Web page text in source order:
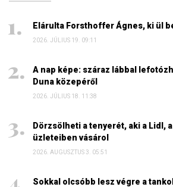
Elárulta Forsthoffer Ágnes, ki ül
2026. JÚLIUS 19. 09:11
A nap képe: száraz lábbal
Duna közepéről
2026. JÚLIUS 18. 11:38
Dörzsölheti a tenyerét, aki a Lidl,
üzleteiben vásárol
2026. AUGUSZTUS 3. 05:51
Sokkal olcsóbb lesz végre a